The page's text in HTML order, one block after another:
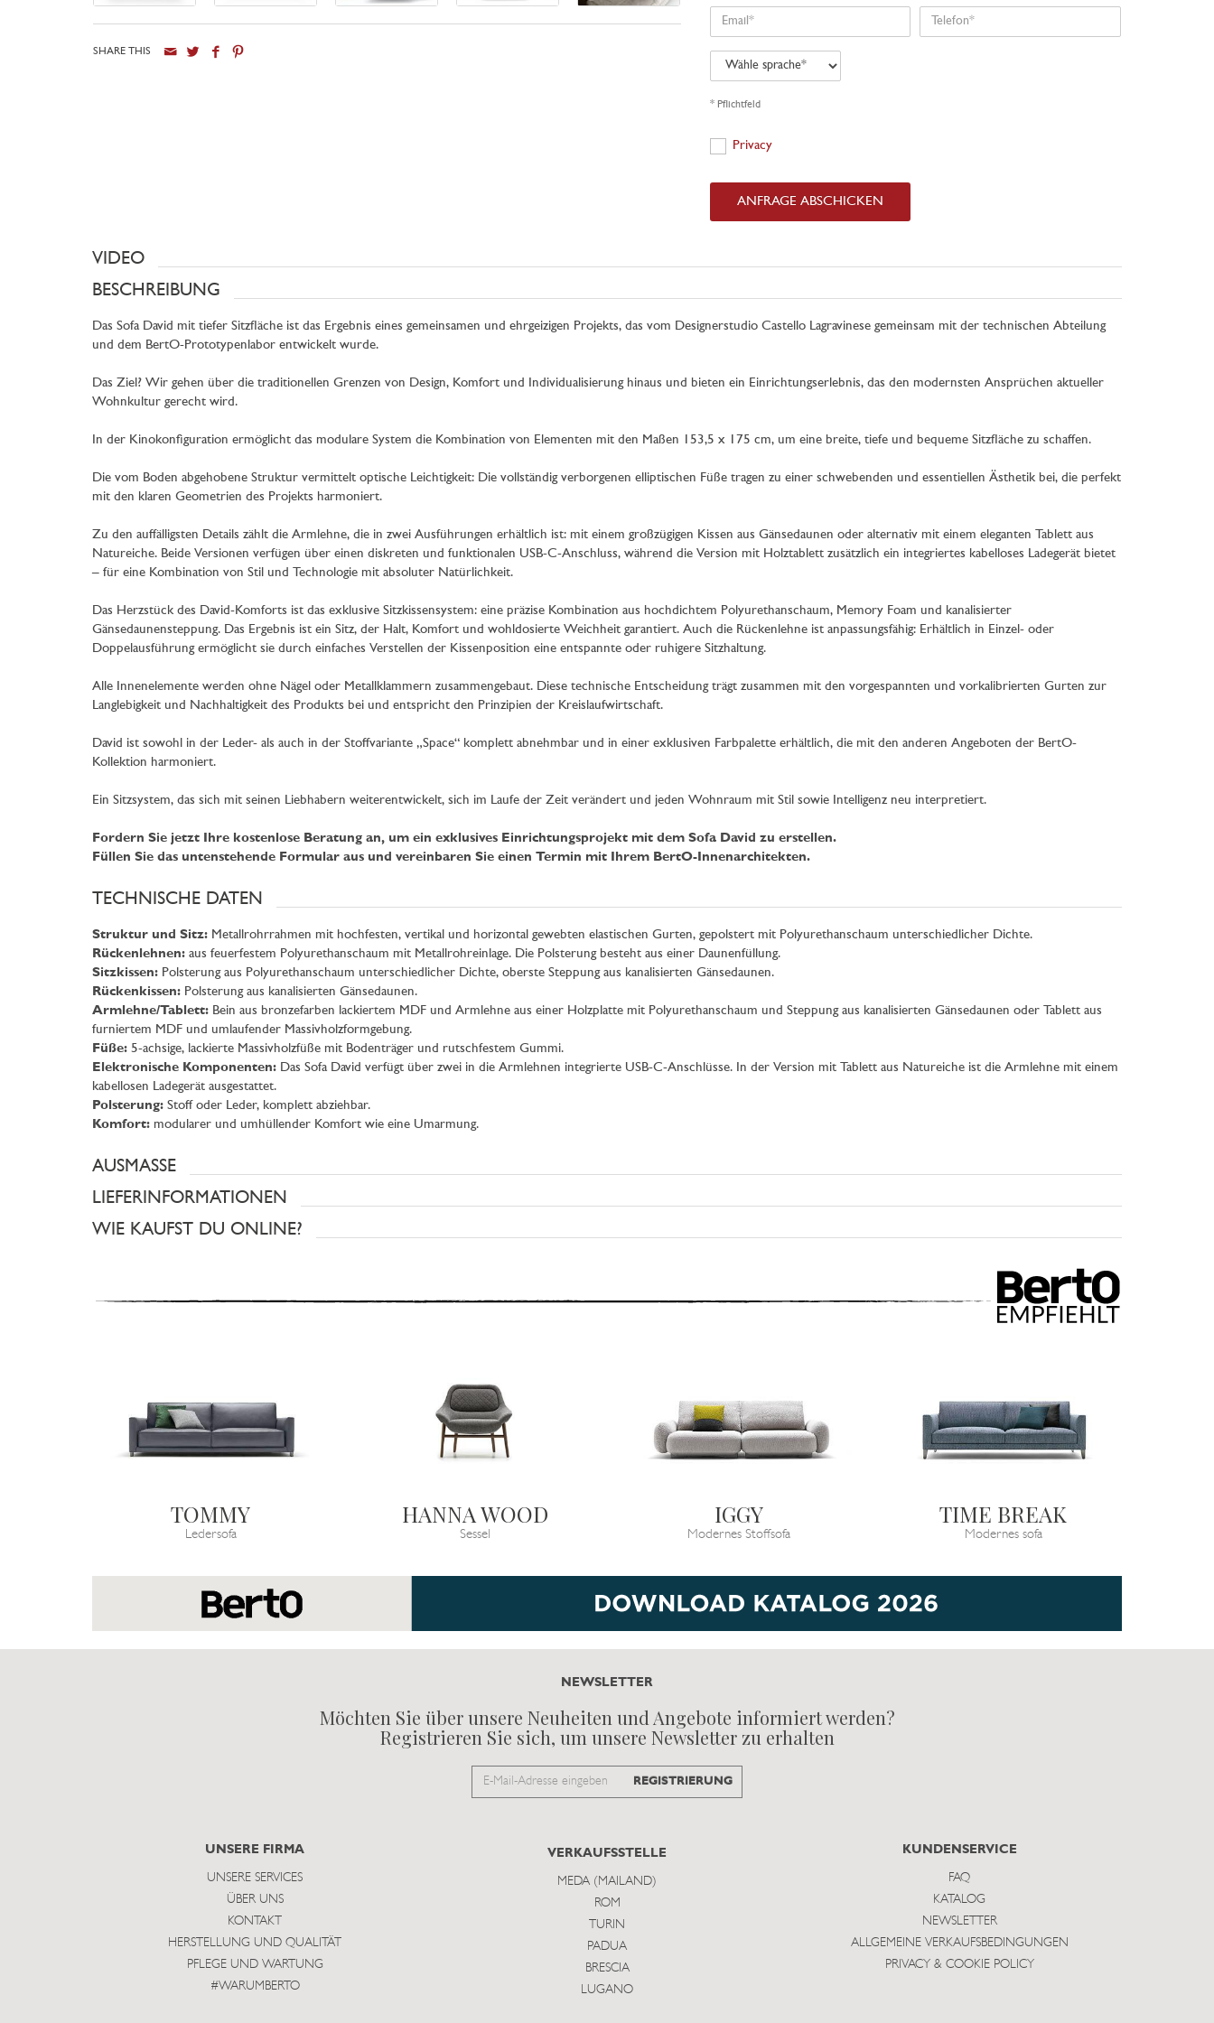
SHARE THIS
Email Telefon
Wähle
sprache
* Pflichtfeld
Privacy
Privacy
ANFRAGE ABSCHICKEN
VIDEO
BESCHREIBUNG
Das Sofa David mit tiefer Sitzfläche ist das Ergebnis eines gemeinsamen und ehrgeizigen Projekts, das vom Designerstudio Castello Lagravinese gemeinsam mit der technischen Abteilung
und dem BertO-Prototypenlabor entwickelt wurde.
Das Ziel? Wir gehen über die traditionellen Grenzen von Design, Komfort und Individualisierung hinaus und bieten ein Einrichtungserlebnis, das den modernsten Ansprüchen aktueller
Wohnkultur gerecht wird.
In der Kinokonfiguration ermöglicht das modulare System die Kombination von Elementen mit den Maßen 153,5 x 175 cm, um eine breite, tiefe und bequeme Sitzfläche zu schaffen.
Die vom Boden abgehobene Struktur vermittelt optische Leichtigkeit: Die vollständig verborgenen elliptischen Füße tragen zu einer schwebenden und essentiellen Ästhetik bei, die perfekt
mit den klaren Geometrien des Projekts harmoniert.
Zu den auffälligsten Details zählt die Armlehne, die in zwei Ausführungen erhältlich ist: mit einem großzügigen Kissen aus Gänsedaunen oder alternativ mit einem eleganten Tablett aus
Natureiche. Beide Versionen verfügen über einen diskreten und funktionalen USB-C-Anschluss, während die Version mit Holztablett zusätzlich ein integriertes kabelloses Ladegerät bietet
– für eine Kombination von Stil und Technologie mit absoluter Natürlichkeit.
Das Herzstück des David-Komforts ist das exklusive Sitzkissensystem: eine präzise Kombination aus hochdichtem Polyurethanschaum, Memory Foam und kanalisierter
Gänsedaunensteppung. Das Ergebnis ist ein Sitz, der Halt, Komfort und wohldosierte Weichheit garantiert. Auch die Rückenlehne ist anpassungsfähig: Erhältlich in Einzel- oder
Doppelausführung ermöglicht sie durch einfaches Verstellen der Kissenposition eine entspannte oder ruhigere Sitzhaltung.
Alle Innenelemente werden ohne Nägel oder Metallklammern zusammengebaut. Diese technische Entscheidung trägt zusammen mit den vorgespannten und vorkalibrierten Gurten zur
Langlebigkeit und Nachhaltigkeit des Produkts bei und entspricht den Prinzipien der Kreislaufwirtschaft.
David ist sowohl in der Leder- als auch in der Stoffvariante „Space“ komplett abnehmbar und in einer exklusiven Farbpalette erhältlich, die mit den anderen Angeboten der BertO-
Kollektion harmoniert.
Ein Sitzsystem, das sich mit seinen Liebhabern weiterentwickelt, sich im Laufe der Zeit verändert und jeden Wohnraum mit Stil sowie Intelligenz neu interpretiert.
Fordern Sie jetzt Ihre kostenlose Beratung an, um ein exklusives Einrichtungsprojekt mit dem Sofa David zu erstellen.
Füllen Sie das untenstehende Formular aus und vereinbaren Sie einen Termin mit Ihrem BertO-Innenarchitekten.
TECHNISCHE DATEN
Struktur und Sitz: Metallrohrrahmen mit hochfesten, vertikal und horizontal gewebten elastischen Gurten, gepolstert mit Polyurethanschaum unterschiedlicher Dichte.
Rückenlehnen: aus feuerfestem Polyurethanschaum mit Metallrohreinlage. Die Polsterung besteht aus einer Daunenfüllung.
Sitzkissen: Polsterung aus Polyurethanschaum unterschiedlicher Dichte, oberste Steppung aus kanalisierten Gänsedaunen.
Rückenkissen: Polsterung aus kanalisierten Gänsedaunen.
Armlehne/Tablett: Bein aus bronzefarben lackiertem MDF und Armlehne aus einer Holzplatte mit Polyurethanschaum und Steppung aus kanalisierten Gänsedaunen oder Tablett aus
furniertem MDF und umlaufender Massivholzformgebung.
Füße: 5-achsige, lackierte Massivholzfüße mit Bodenträger und rutschfestem Gummi.
Elektronische Komponenten: Das Sofa David verfügt über zwei in die Armlehnen integrierte USB-C-Anschlüsse. In der Version mit Tablett aus Natureiche ist die Armlehne mit einem
kabellosen Ladegerät ausgestattet.
Polsterung: Stoff oder Leder, komplett abziehbar.
Komfort: modularer und umhüllender Komfort wie eine Umarmung.
AUSMASSE
LIEFERINFORMATIONEN
WIE KAUFST DU ONLINE?
TOMMY
Ledersofa
HANNA WOOD
Sessel
IGGY
Modernes Stoffsofa
TIME BREAK
Modernes sofa
NEWSLETTER
Möchten Sie über unsere Neuheiten und Angebote informiert werden?
Registrieren Sie sich, um unsere Newsletter zu erhalten
Email
REGISTRIERUNG
UNSERE FIRMA
UNSERE SERVICES
ÜBER UNS
KONTAKT
HERSTELLUNG UND QUALITÄT
PFLEGE UND WARTUNG
#WARUMBERTO
VERKAUFSSTELLE
MEDA (MAILAND)
ROM
TURIN
PADUA
BRESCIA
LUGANO
KUNDENSERVICE
FAQ
KATALOG
NEWSLETTER
ALLGEMEINE VERKAUFSBEDINGUNGEN
PRIVACY & COOKIE POLICY